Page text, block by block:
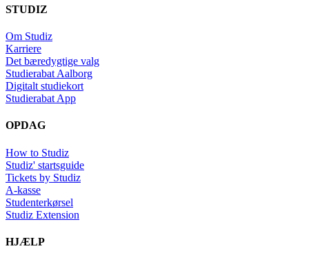
STUDIZ
Om Studiz
Karriere
Det bæredygtige valg
Studierabat Aalborg
Digitalt studiekort
Studierabat App
OPDAG
How to Studiz
Studiz' startsguide
Tickets by Studiz
A-kasse
Studenterkørsel
Studiz Extension
HJÆLP